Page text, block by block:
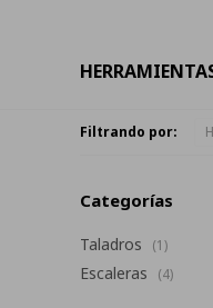
Filtrando por:
Categorías
Taladros (1)
Escaleras (4)